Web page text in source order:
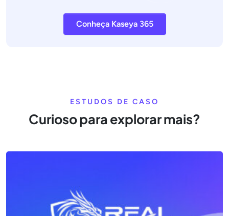
Conheça Kaseya 365
ESTUDOS DE CASO
Curioso para explorar mais?